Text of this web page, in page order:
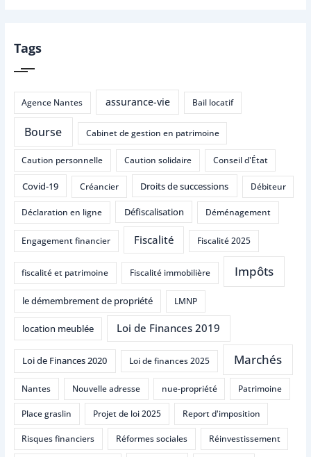
Tags
Agence Nantes assurance-vie Bail locatif
Bourse Cabinet de gestion en patrimoine
Caution personnelle Caution solidaire Conseil d'État
Covid-19 Créancier Droits de successions Débiteur
Déclaration en ligne Défiscalisation Déménagement
Engagement financier Fiscalité Fiscalité 2025
fiscalité et patrimoine Fiscalité immobilière Impôts
le démembrement de propriété LMNP
location meublée Loi de Finances 2019
Loi de Finances 2020 Loi de finances 2025 Marchés
Nantes Nouvelle adresse nue-propriété Patrimoine
Place graslin Projet de loi 2025 Report d'imposition
Risques financiers Réformes sociales Réinvestissement